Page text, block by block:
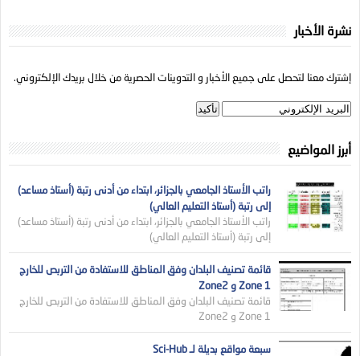
نشرة الأخبار
إشترك معنا لتحصل على جميع الأخبار و التدوينات الحصرية من خلال بريدك الإلكتروني.
أبرز المواضيع
راتب الأستاذ الجامعي بالجزائر، ابتداء من أدنى رتبة (أستاذ مساعد)
إلى رتبة (أستاذ التعليم العالي)
راتب الأستاذ الجامعي بالجزائر، ابتداء من أدنى رتبة (أستاذ مساعد)
إلى رتبة (أستاذ التعليم العالي)
قائمة تصنيف البلدان وفق المناطق للاستفادة من التربص للخارج
Zone 1 و Zone2
قائمة تصنيف البلدان وفق المناطق للاستفادة من التربص للخارج
Zone 1 و Zone2
سبعة مواقع بديلة لـ Sci-Hub